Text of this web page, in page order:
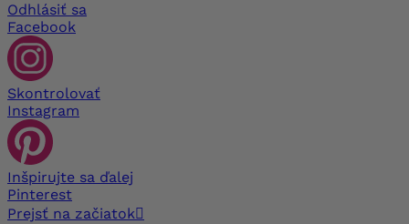
Odhlásiť sa
Facebook
Skontrolovať
Instagram
Inšpirujte sa ďalej
Pinterest
Prejsť na začiatok